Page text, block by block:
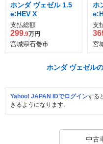
ホンダ ヴェゼル 1.5
e:HEV X
支払総額
299.9万円
宮城県石巻市
ホ
支
宮
ホンダ ヴェゼル
Yahoo! JAPAN IDでログインする
きるようになります。
中古